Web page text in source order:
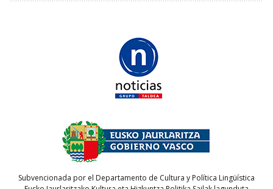
Subvencionada por el Departamento de Cultura y Política Lingüística